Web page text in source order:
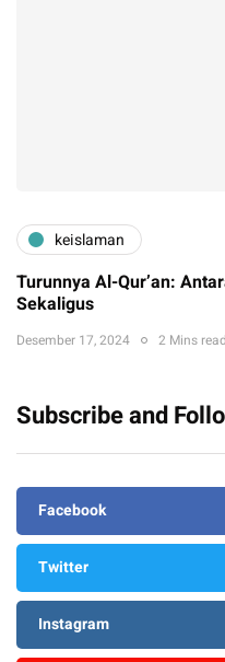
keislaman
Turunnya Al-Qur’an:
Sekaligus
Desember 17, 2024 2 Mins read
Subscribe and
Facebook
Twitter
Instagram